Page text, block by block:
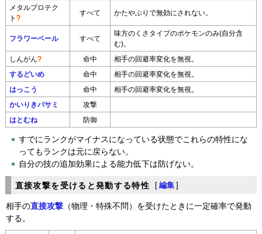
メタルプロテク
ト ?
すべて かたやぶりで無効にされない。
フラワーベール すべて
味方のくさタイプのポケモンのみ(自分含
む)。
しんがん? 命中 相手の回避率変化を無視。
するどいめ 命中 相手の回避率変化を無視。
はっこう 命中 相手の回避率変化を無視。
かいりきバサミ 攻撃
はとむね 防御
すでにランクがマイナスになっている状態でこれらの特性にな
ってもランクは元に戻らない。
自分の技の追加効果による能力低下は防げない。
直接攻撃を受けると発動する特性 [ 編集 ]
相手の直接攻撃 （物理・特殊不問）を受けたときに一定確率で発動
する。